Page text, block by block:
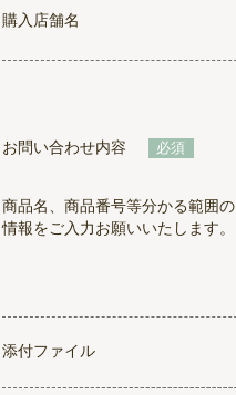
購入店舗名
お問い合わせ内容 必須
商品名、商品番号等分かる範囲の
情報をご入力お願いいたします。
添付ファイル